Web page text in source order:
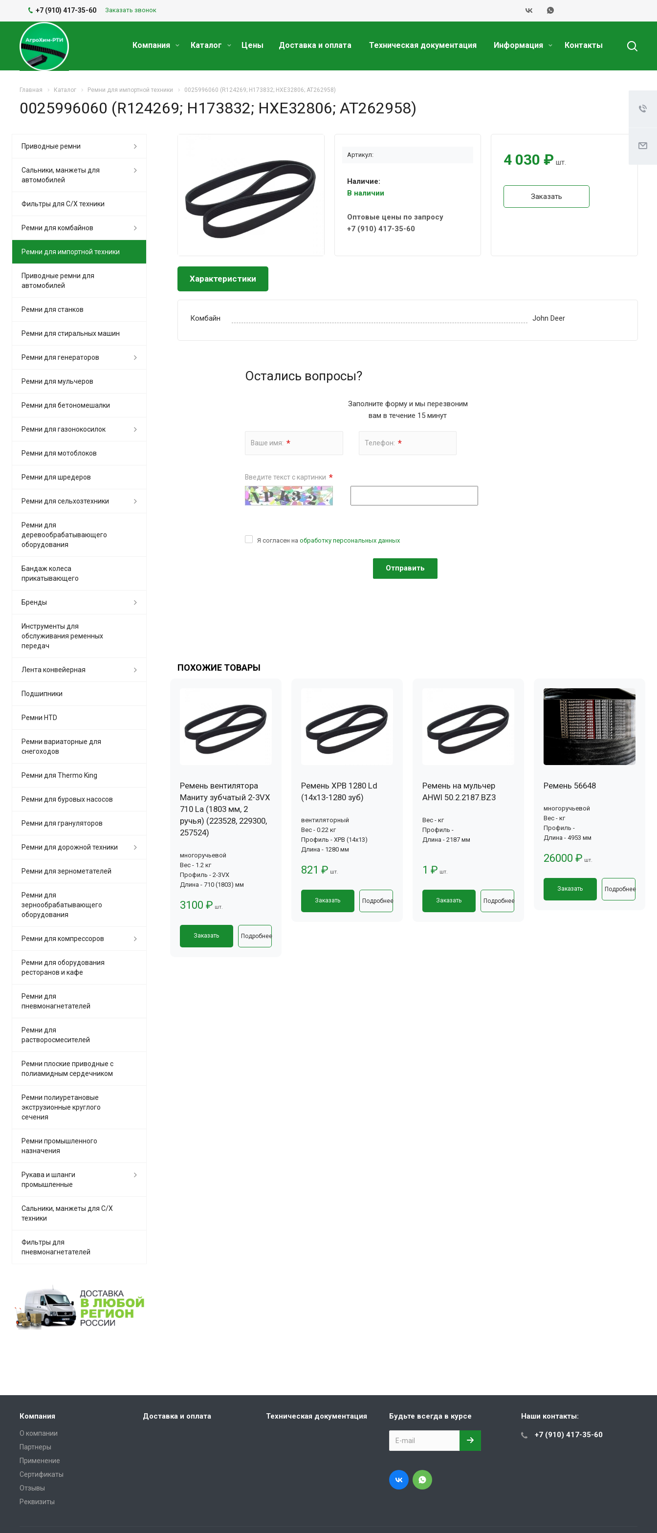
+7 (910) 417-35-60 Заказать звонок
Компания Каталог Цены Доставка и оплата Техническая документация Информация Контакты
Главная Каталог Ремни для импортной техники 0025996060 (R124269; H173832; HXE32806; AT262958)
0025996060 (R124269; H173832; HXE32806; AT262958)
Артикул:
Наличие:
В наличии
Оптовые цены по запросу
+7 (910) 417-35-60
4 030 ₽ шт.
Заказать
Характеристики
Комбайн John Deer
Остались вопросы?
Заполните форму и мы перезвоним
вам в течение 15 минут
Ваше имя: * Телефон: *
Введите текст с картинки *
Я согласен на обработку персональных данных
ПОХОЖИЕ ТОВАРЫ
Ремень вентилятора
Маниту зубчатый 2-3VX
710 La (1803 мм, 2
ручья) (223528, 229300,
257524)
многоручьевой
Вес - 1.2 кг
Профиль - 2-3VX
Длина - 710 (1803) мм
3100 ₽ шт.
Заказать Подробнее
Ремень XPB 1280 Ld
(14х13-1280 зуб)
вентиляторный
Вес - 0.22 кг
Профиль - XPB (14x13)
Длина - 1280 мм
821 ₽ шт.
Заказать Подробнее
Ремень на мульчер
AHWI 50.2.2187.BZ3
Вес - кг
Профиль -
Длина - 2187 мм
1 ₽ шт.
Заказать Подробнее
Ремень 56648
многоручьевой
Вес - кг
Профиль -
Длина - 4953 мм
26000 ₽ шт.
Заказать Подробнее
Приводные ремни
Сальники, манжеты для
автомобилей
Фильтры для С/Х техники
Ремни для комбайнов
Ремни для импортной техники
Приводные ремни для
автомобилей
Ремни для станков
Ремни для стиральных машин
Ремни для генераторов
Ремни для мульчеров
Ремни для бетономешалки
Ремни для газонокосилок
Ремни для мотоблоков
Ремни для шредеров
Ремни для сельхозтехники
Ремни для
деревообрабатывающего
оборудования
Бандаж колеса
прикатывающего
Бренды
Инструменты для
обслуживания ременных
передач
Лента конвейерная
Подшипники
Ремни HTD
Ремни вариаторные для
снегоходов
Ремни для Thermo King
Ремни для буровых насосов
Ремни для грануляторов
Ремни для дорожной техники
Ремни для зернометателей
Ремни для
зернообрабатывающего
оборудования
Ремни для компрессоров
Ремни для оборудования
ресторанов и кафе
Ремни для
пневмонагнетателей
Ремни для
растворосмесителей
Ремни плоские приводные с
полиамидным сердечником
Ремни полиуретановые
экструзионные круглого
сечения
Ремни промышленного
назначения
Рукава и шланги
промышленные
Сальники, манжеты для С/Х
техники
Фильтры для
пневмонагнетателей
Компания
О компании
Партнеры
Применение
Сертификаты
Отзывы
Реквизиты
Доставка и оплата Техническая документация Будьте всегда в курсе Наши контакты:
+7 (910) 417-35-60